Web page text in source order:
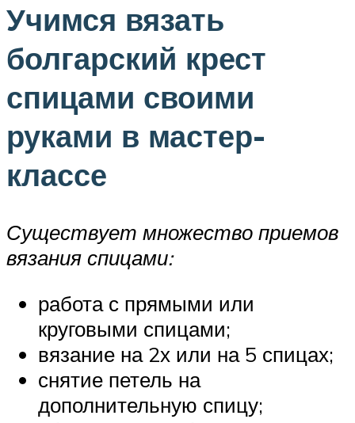
Учимся вязать
болгарский крест
спицами своими
руками в мастер-
классе
Существует множество приемов
вязания спицами:
работа с прямыми или
круговыми спицами;
вязание на 2х или на 5 спицах;
снятие петель на
дополнительную спицу;